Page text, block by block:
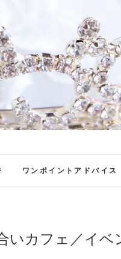
ブロ
ワンポイントアドバイス
いカフェ／イベ